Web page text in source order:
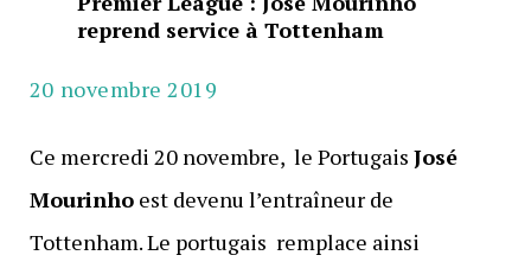
reprend service à Tottenham
20 novembre 2019
Ce mercredi 20 novembre, le Portugais José
Mourinhoest devenu l’entraîneur de
Tottenham. Le portugais remplace ainsi